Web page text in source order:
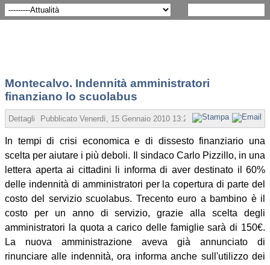
Montecalvo. Indennità amministratori
finanziano lo scuolabus
Dettagli Pubblicato Venerdì, 15 Gennaio 2010 13:25 Scritto da Angelo
In tempi di crisi economica e di dissesto finanziario una
scelta per aiutare i più deboli. Il sindaco Carlo Pizzillo, in una
lettera aperta ai cittadini li informa di aver destinato il 60%
delle indennità di amministratori per la copertura di parte del
costo del servizio scuolabus. Trecento euro a bambino è il
costo per un anno di servizio, grazie alla scelta degli
amministratori la quota a carico delle famiglie sarà di 150€.
La nuova amministrazione aveva già annunciato di
rinunciare alle indennità, ora informa anche sull'utilizzo dei